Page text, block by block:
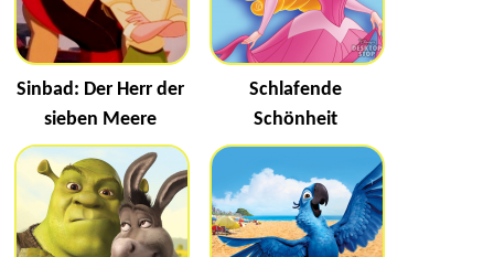
Sinbad: Der Herr der
sieben Meere
Schlafende
Schönheit